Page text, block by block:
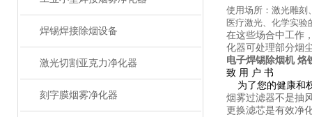
焊锡焊接除烟设备
激光切割亚克力净化器
刻字膜烟雾净化器
使用场所：激光雕刻
医疗激光、化学实验
在这些场合中工作
化器可处理部分烟
电子焊锡除烟机 烙
致 用 户 书
为了您的健康和
烟雾过滤器不是抽
更换滤芯是有效净